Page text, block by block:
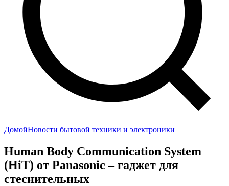
ДомойНовости бытовой техники и электроники
Human Body Communication System
(HiT) от Panasonic – гаджет для
стеснительных